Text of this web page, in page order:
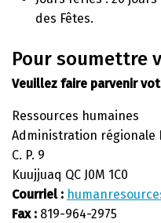
des Fêtes.
Pour soumettre
Veuillez faire parvenir
Ressources humaines
Administration régionale
C. P. 9
Kuujjuaq QC J0M 1C0
Courriel :
Fax : 819-964-2975